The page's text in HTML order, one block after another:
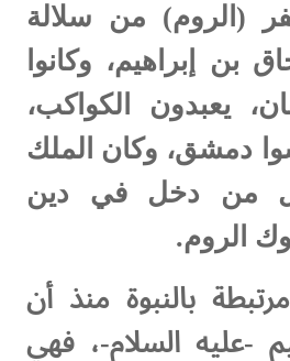
(الروم) من سلالة
بن إبراهيم، وكانوا
يعبدون الكواكب،
دمشق، وكان الملك
من دخل في دين
الروم.
بالنبوة منذ أن
-عليه السلام-، فهي